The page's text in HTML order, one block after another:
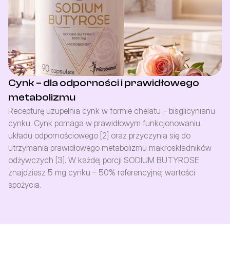
Cynk – dla odporności i prawidłowego
metabolizmu
Recepturę uzupełnia cynk w formie chelatu – bisglicynianu
cynku. Cynk pomaga w prawidłowym funkcjonowaniu
układu odpornościowego [2] oraz przyczynia się do
utrzymania prawidłowego metabolizmu makroskładników
odżywczych [3]. W każdej porcji SODIUM BUTYROSE
znajdziesz 5 mg cynku – 50% referencyjnej wartości
spożycia.